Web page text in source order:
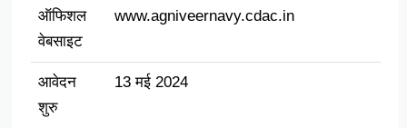
ऑफिशल
वेबसाइट
www.agniveernavy.cdac.in
आवेदन
शुरु
13 मई 2024